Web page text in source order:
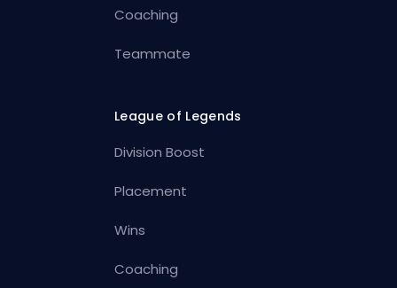
Coaching
Teammate
League of Legends
Division Boost
Placement
Wins
Coaching